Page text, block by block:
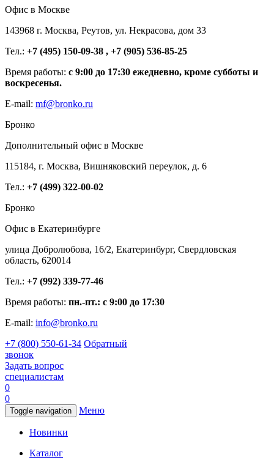
Офис в Москве
143968 г. Москва, Реутов, ул. Некрасова, дом 33
Тел.: +7 (495) 150-09-38 , +7 (905) 536-85-25
Время работы: с 9:00 до 17:30 ежедневно, кроме субботы и
воскресенья.
E-mail: mf@bronko.ru
Бронко
Дополнительный офис в Москве
115184, г. Москва, Вишняковский переулок, д. 6
Тел.: +7 (499) 322-00-02
Бронко
Офис в Екатеринбурге
улица Добролюбова, 16/2, Екатеринбург, Свердловская
область, 620014
Тел.: +7 (992) 339-77-46
Время работы: пн.-пт.: с 9:00 до 17:30
E-mail: info@bronko.ru
+7 (800) 550-61-34 Обратный
звонок
Задать вопрос
специалистам
0
0
Toggle navigation Меню
Новинки
Каталог